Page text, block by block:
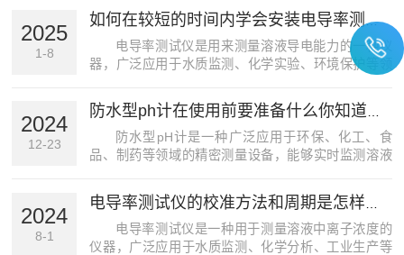
等特点，在化学、生命科学、制药、环境监测等领域
被广泛应用。尽管磁力搅拌器非常容易上手，但为了
提高实验效率和...
2025
1-8
如何在较短的时间内学会安装电导率测试仪？
电导率测试仪是用来测量溶液导电能力的一种仪
器，广泛应用于水质监测、化学实验、环境保护等领
保测量结果的可靠性至关重要。以下是一些帮助你在
较短时间内学会安装仪器的步骤和技巧。1.理解仪器的
组成在开始...
2024
12-23
防水型ph计在使用前要准备什么你知道吗？
防水型pH计是一种广泛应用于环保、化工、食
品、制药等领域的精密测量设备，能够实时监测溶液
在使用前，如果不做好充分的准备工作，容易导致设
备故障、数据失真等问题，影响监测效果和决策准确
性。本文将介绍...
2024
8-1
电导率测试仪是一种用于测量溶液中离子浓度的
仪器，广泛应用于水质监测、化学分析、工业生产等